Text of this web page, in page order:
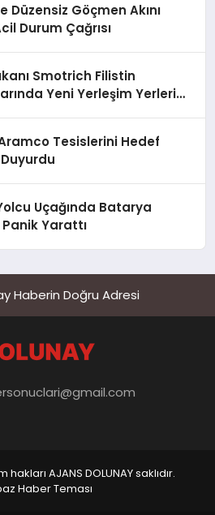
Düzensiz Göçmen Akını
Durum Çağrısı
Smotrich Filistin
Yeni Yerleşim Yerleri
Tesislerini Hedef
Duyurdu
Uçağında Batarya
Panik Yarattı
Haberin Doğru Adresi
AJANS DOLUNAY saklıdır.
Haber Teması